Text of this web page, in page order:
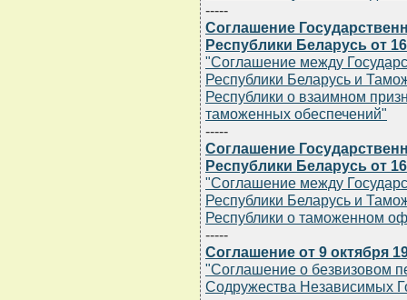
-----
Соглашение
Республики Беларусь от 16
"Соглашение между
Республики Беларусь и
Республики о взаимном
таможенных обеспечений"
-----
Соглашение
Республики Беларусь от 16
"Соглашение между
Республики Беларусь и
Республики о таможенном
-----
Соглашение от 9 октября
"Соглашение о безвизовом
Содружества Независимых